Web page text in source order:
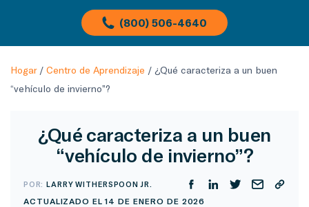
(800) 506-4640
Hogar/ Centro de Aprendizaje / ¿Qué caracteriza a un buen
“vehículo de invierno”?
¿Qué caracteriza a un buen
“vehículo de invierno”?
POR:LARRY WITHERSPOON JR.
ACTUALIZADO EL 14 DE ENERO DE 2026